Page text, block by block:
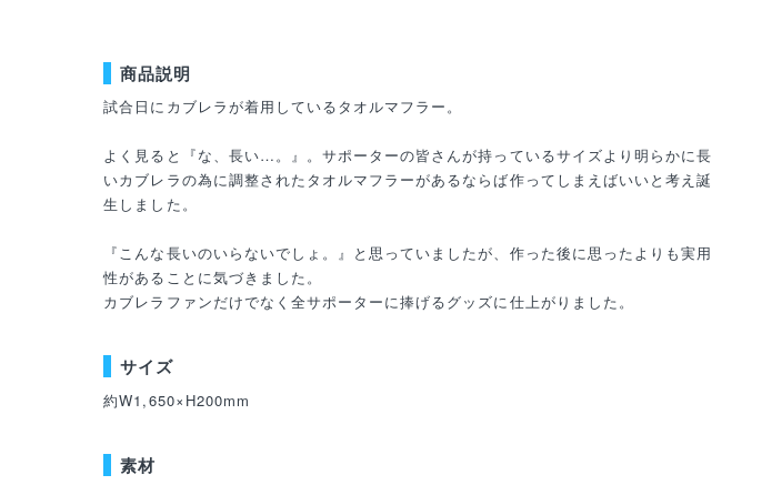
商品説明
試合日にカブレラが着用しているタオルマフラー。
よく見ると『な、長い…。』。サポーターの皆さんが持っているサイズより明らかに長
いカブレラの為に調整されたタオルマフラーがあるならば作ってしまえばいいと考え誕
生しました。
『こんな長いのいらないでしょ。』と思っていましたが、作った後に思ったよりも実用
性があることに気づきました。
カブレラファンだけでなく全サポーターに捧げるグッズに仕上がりました。
サイズ
約W1,650×H200mm
素材